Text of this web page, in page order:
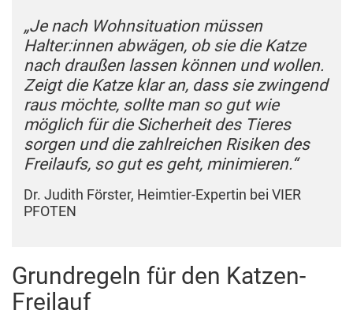
„Je nach Wohnsituation müssen
Halter:innen abwägen, ob sie die Katze
nach draußen lassen können und wollen.
Zeigt die Katze klar an, dass sie zwingend
raus möchte, sollte man so gut wie
möglich für die Sicherheit des Tieres
sorgen und die zahlreichen Risiken des
Freilaufs, so gut es geht, minimieren.“
Dr. Judith Förster, Heimtier-Expertin bei VIER
PFOTEN
Grundregeln für den Katzen-
Freilauf